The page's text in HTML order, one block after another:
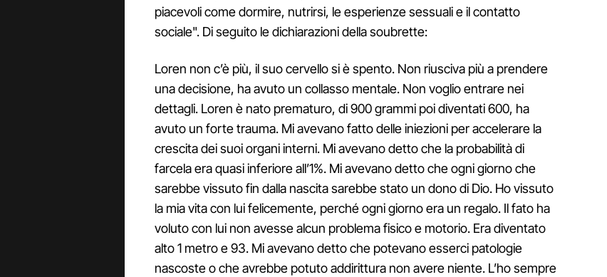
piacevoli come dormire, nutrirsi, le esperienze sessuali e il contatto
sociale". Di seguito le dichiarazioni della soubrette:
Loren non c’è più, il suo cervello si è spento. Non riusciva più a prendere
una decisione, ha avuto un collasso mentale. Non voglio entrare nei
dettagli. Loren è nato prematuro, di 900 grammi poi diventati 600, ha
avuto un forte trauma. Mi avevano fatto delle iniezioni per accelerare la
crescita dei suoi organi interni. Mi avevano detto che la probabilità di
farcela era quasi inferiore all’1%. Mi avevano detto che ogni giorno che
sarebbe vissuto fin dalla nascita sarebbe stato un dono di Dio. Ho vissuto
la mia vita con lui felicemente, perché ogni giorno era un regalo. Il fato ha
voluto con lui non avesse alcun problema fisico e motorio. Era diventato
alto 1 metro e 93. Mi avevano detto che potevano esserci patologie
nascoste o che avrebbe potuto addirittura non avere niente. L’ho sempre